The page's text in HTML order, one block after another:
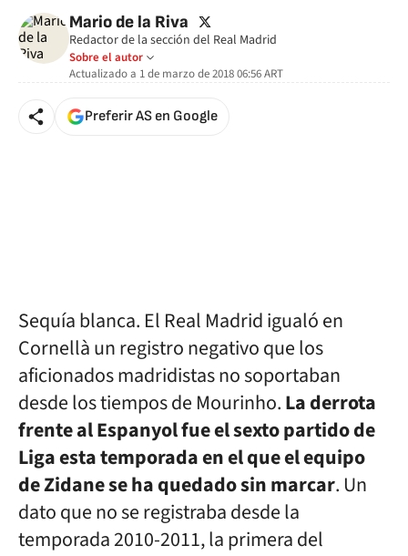
Mario de la Riva twitter
Redactor de la sección del Real Madrid
Sobre el autor
Actualizado a 1 de marzo de 2018 06:56ART
Preferir AS en Google
Sequía blanca. El Real Madrid igualó en
Cornellà un registro negativo que los
aficionados madridistas no soportaban
desde los tiempos de Mourinho.La derrota
frente al Espanyol fue el sexto partido de
Liga esta temporada en el que el equipo
de Zidane se ha quedado sin marcar. Un
dato que no se registraba desde la
temporada 2010-2011, la primera del